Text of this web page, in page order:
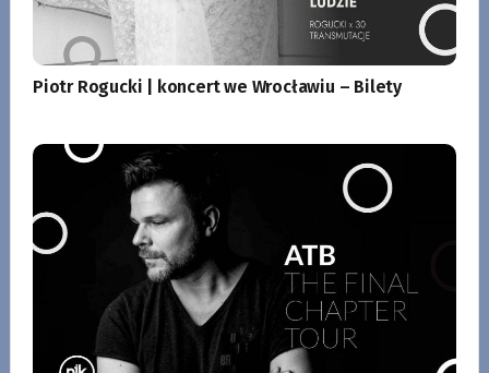
Piotr Rogucki | koncert we Wrocławiu – Bilety